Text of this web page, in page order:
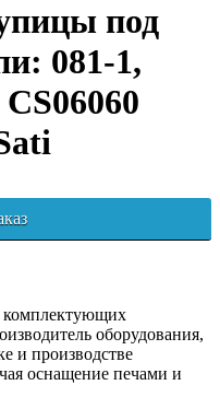
под
081-1,
оборудования,
и производстве
оснащение печами и